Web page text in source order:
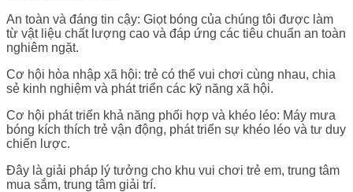
An toàn và đáng tin cậy: Giọt bóng của chúng tôi được làm
từ vật liệu chất lượng cao và đáp ứng các tiêu chuẩn an toàn
nghiêm ngặt.
Cơ hội hòa nhập xã hội: trẻ có thể vui chơi cùng nhau, chia
sẻ kinh nghiệm và phát triển các kỹ năng xã hội.
Cơ hội phát triển khả năng phối hợp và khéo léo: Máy mưa
bóng kích thích trẻ vận động, phát triển sự khéo léo và tư duy
chiến lược.
Đây là giải pháp lý tưởng cho khu vui chơi trẻ em, trung tâm
mua sắm, trung tâm giải trí.